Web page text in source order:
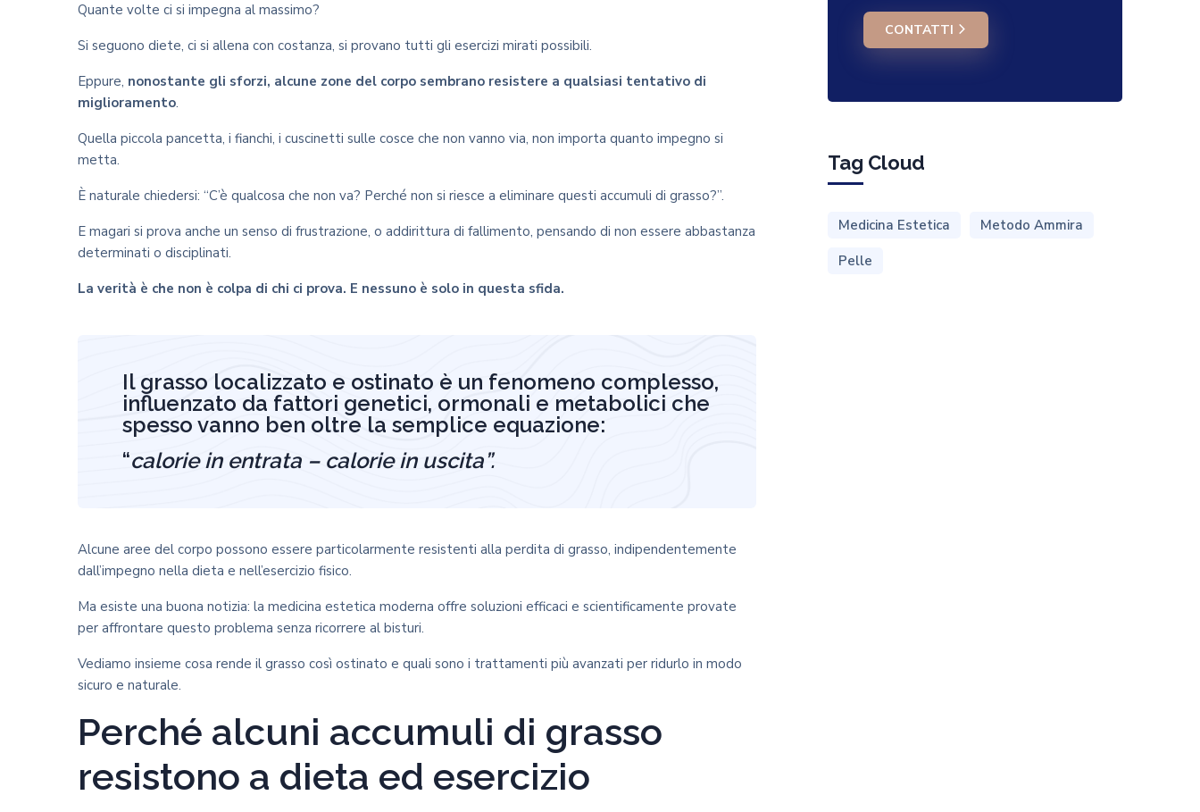
Quante volte ci si impegna al massimo?
Si seguono diete, ci si allena con costanza, si provano tutti gli esercizi mirati possibili.
Eppure, nonostante gli sforzi, alcune zone del corpo sembrano resistere a qualsiasi tentativo di
miglioramento.
Quella piccola pancetta, i fianchi, i cuscinetti sulle cosce che non vanno via, non importa quanto impegno si
metta.
È naturale chiedersi: “C’è qualcosa che non va? Perché non si riesce a eliminare questi accumuli di grasso?”.
E magari si prova anche un senso di frustrazione, o addirittura di fallimento, pensando di non essere abbastanza
determinati o disciplinati.
La verità è che non è colpa di chi ci prova. E nessuno è solo in questa sfida.
Il grasso localizzato e ostinato è un fenomeno complesso,
influenzato da fattori genetici, ormonali e metabolici che
spesso vanno ben oltre la semplice equazione:
“calorie in entrata – calorie in uscita”.
Alcune aree del corpo possono essere particolarmente resistenti alla perdita di grasso, indipendentemente
dall’impegno nella dieta e nell’esercizio fisico.
Ma esiste una buona notizia: la medicina estetica moderna offre soluzioni efficaci e scientificamente provate
per affrontare questo problema senza ricorrere al bisturi.
Vediamo insieme cosa rende il grasso così ostinato e quali sono i trattamenti più avanzati per ridurlo in modo
sicuro e naturale.
Perché alcuni accumuli di grasso
resistono a dieta ed esercizio
CONTATTI
Tag Cloud
Medicina Estetica
Metodo Ammira
Pelle